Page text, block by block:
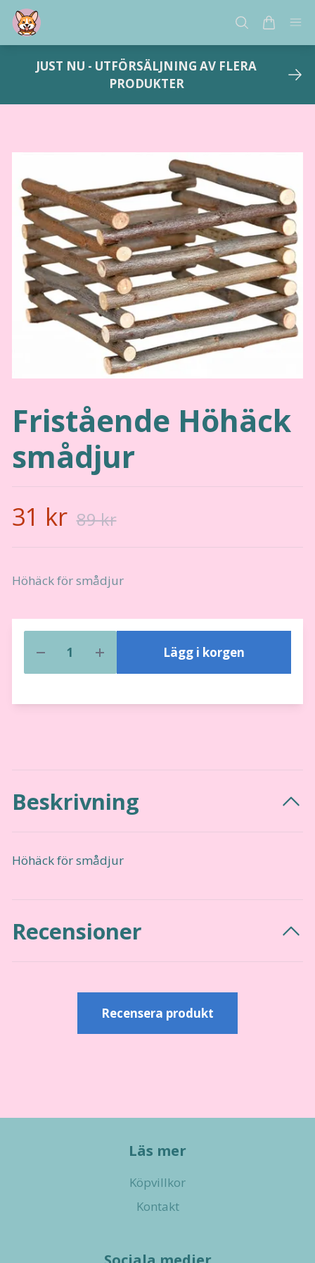
JUST NU - UTFÖRSÄLJNING AV FLERA
PRODUKTER
Fristående Höhäck
smådjur
31 kr 89 kr
Höhäck för smådjur
Lägg i korgen
Beskrivning
Höhäck för smådjur
Recensioner
Recensera produkt
Läs mer
Köpvillkor
Kontakt